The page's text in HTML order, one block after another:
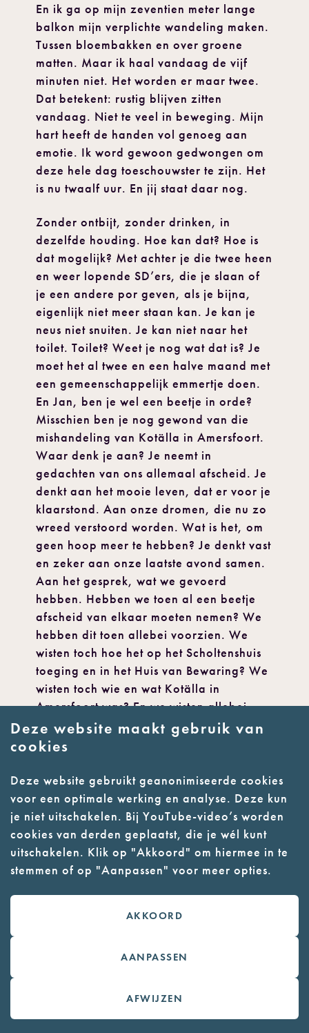
En ik ga op mijn zeventien meter lange
balkon mijn verplichte wandeling maken.
Tussen bloembakken en over groene
matten. Maar ik haal vandaag de vijf
minuten niet. Het worden er maar twee.
Dat betekent: rustig blijven zitten
vandaag. Niet te veel in beweging. Mijn
hart heeft de handen vol genoeg aan
emotie. Ik word gewoon gedwongen om
deze hele dag toeschouwster te zijn. Het
is nu twaalf uur. En jij staat daar nog.
Zonder ontbijt, zonder drinken, in
dezelfde houding. Hoe kan dat? Hoe is
dat mogelijk? Met achter je die twee heen
en weer lopende SD’ers, die je slaan of
je een andere por geven, als je bijna,
eigenlijk niet meer staan kan. Je kan je
neus niet snuiten. Je kan niet naar het
toilet. Toilet? Weet je nog wat dat is? Je
moet het al twee en een halve maand met
een gemeenschappelijk emmertje doen.
En Jan, ben je wel een beetje in orde?
Misschien ben je nog gewond van die
mishandeling van Kotälla in Amersfoort.
Waar denk je aan? Je neemt in
gedachten van ons allemaal afscheid. Je
denkt aan het mooie leven, dat er voor je
klaarstond. Aan onze dromen, die nu zo
wreed verstoord worden. Wat is het, om
geen hoop meer te hebben? Je denkt vast
en zeker aan onze laatste avond samen.
Aan het gesprek, wat we gevoerd
hebben. Hebben we toen al een beetje
afscheid van elkaar moeten nemen? We
hebben dit toen allebei voorzien. We
wisten toch hoe het op het Scholtenshuis
toeging en in het Huis van Bewaring? We
wisten toch wie en wat Kotälla in
Amersfoort was? En we wisten allebei
ook, dat we behoorden tot een
verzetsgroep waarvan alle leden het
aantocht was. En we konden er niet voor
weglopen, niet vluchten voor het
verraad. En toch leven en hoop en
verlangen koesteren of er niets zou
kunnen gebeuren.
En nu, Jan?
maar mijn verstand en gevoel zegt dat
vorig jaar voor het eerst op TV precies
tijdens die grootschalige mishandeling,
Deze website maakt gebruik van
cookies
Deze website gebruikt geanonimiseerde cookies
voor een optimale werking en analyse. Deze kun
je niet uitschakelen. Bij YouTube-video’s worden
cookies van derden geplaatst, die je wél kunt
uitschakelen. Klik op "Akkoord" om hiermee in te
stemmen of op "Aanpassen" voor meer opties.
AKKOORD
AANPASSEN
AFWIJZEN